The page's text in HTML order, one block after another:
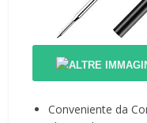
Conveniente da